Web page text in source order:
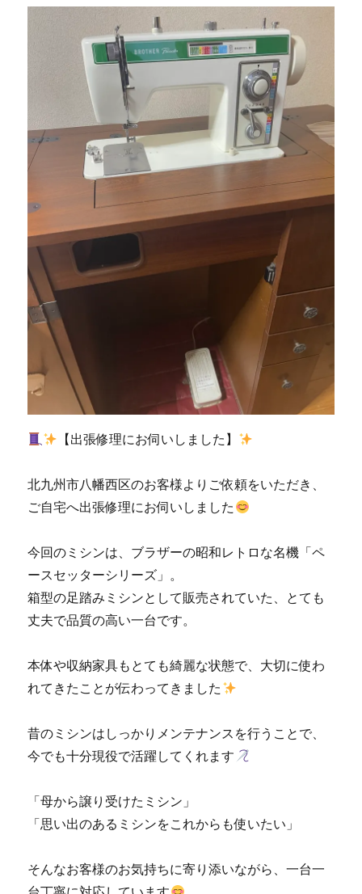
ー
ト
【北
九
州
市
の
ミ
ン
修
理・
販
売
専
活」】
【出張修理にお伺いしました】
北九州市八幡西区のお客様よりご依頼をいただき、
ご自宅へ出張修理にお伺いしました
今回のミシンは、ブラザーの昭和レトロな名機「ペ
ースセッターシリーズ」。
箱型の足踏みミシンとして販売されていた、とても
丈夫で品質の高い一台です。
本体や収納家具もとても綺麗な状態で、大切に使わ
れてきたことが伝わってきました
昔のミシンはしっかりメンテナンスを行うことで、
今でも十分現役で活躍してくれます
「母から譲り受けたミシン」
「思い出のあるミシンをこれからも使いたい」
そんなお客様のお気持ちに寄り添いながら、一台一